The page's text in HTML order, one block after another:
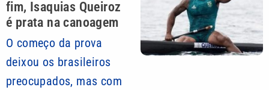
fim, Isaquias Queiroz
é prata na canoagem
O começo da prova
deixou os brasileiros
preocupados, mas com